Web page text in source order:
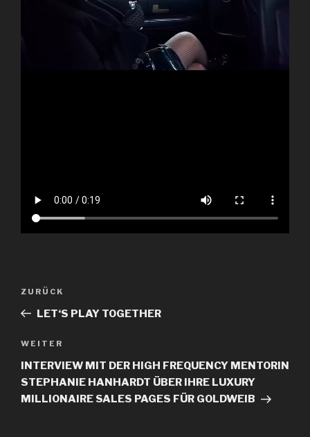
ZURÜCK
LET‘S PLAY TOGETHER
WEITER
INTERVIEW MIT DER HIGH FREQUENCY MENTORIN
STEPHANIE HANHARDT ÜBER IHRE LUXURY
MILLIONAIRE SALES PAGES FÜR GOLDWEIB